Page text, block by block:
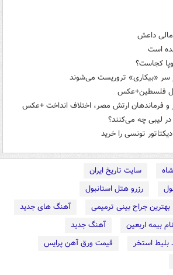
مالی داعش
است
کجاست؟
سر «بیکاری» تروریست می‌شوند
فلسطین+عکس
و فرماندهان ارتش مصر، اختلاف انداخت +عکس
تونسی را خرید
سایت تاریخ ایران
رزرو هتل استانبول
بهترین جراح بینی ترمیمی
آهنگ های جدید
بیمه اربعین
آهنگ جدید
بلیط استخر
قیمت ورق آهن پرایس